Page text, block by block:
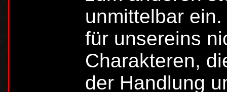
unmittelbar
für unsereins
Charakteren,
der Handlung